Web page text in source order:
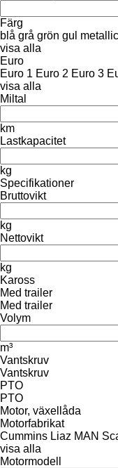
Färg
blå grå grön gul metallic
visa alla
Euro
Euro 1 Euro 2 Euro 3
visa alla
Miltal
km
Lastkapacitet
kg
Specifikationer
Bruttovikt
kg
Nettovikt
kg
Kaross
Med trailer
Med trailer
Volym
m³
Vantskruv
Vantskruv
PTO
PTO
Motor, växellåda
Motorfabrikat
Cummins Liaz MAN
visa alla
Motormodell